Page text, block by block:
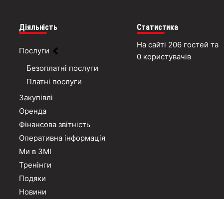
Діяльність
Послуги
Безоплатні послуги
Платні послуги
Закупівлі
Оренда
Фінансова звітність
Оперативна інформація
Ми в ЗМІ
Тренінги
Подяки
Новини
Статистика
На сайті 206 гостей та
0 користувачів